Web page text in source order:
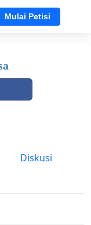
Mulai Petisi
Diskusi